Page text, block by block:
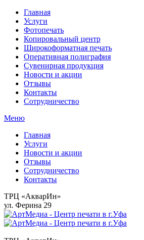
Главная
Услуги
Фотопечать
Копировальный центр
Широкоформатная печать
Оперативная полиграфия
Сувенирная продукция
Новости и акции
Отзывы
Контакты
Сотрудничество
Меню
Главная
Услуги
Новости и акции
Отзывы
Сотрудничество
Контакты
ТРЦ «АкварИн»
ул. Ферина 29